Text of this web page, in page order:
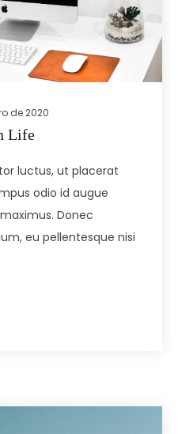
de 2020
Life
luctus, ut placerat
odio id augue
Donec
eu pellentesque nisi